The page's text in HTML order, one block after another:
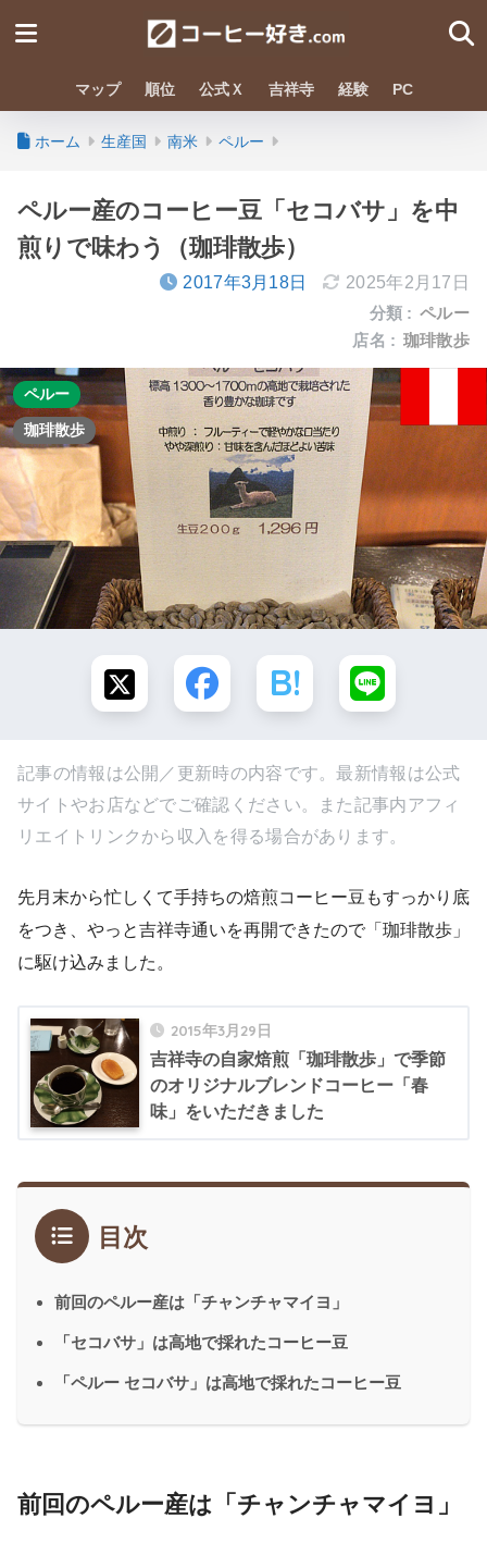
マップ 順位 公式Ｘ 吉祥寺 経験 PC
ホーム 生産国 南米 ペルー
ペルー産のコーヒー豆「セコバサ」を中
煎りで味わう（珈琲散歩）
2017年3月18日
2025年2月17日
分類 : ペルー
店名 : 珈琲散歩
ペルー
珈琲散歩
記事の情報は公開／更新時の内容です。最新情報は公式
サイトやお店などでご確認ください。また記事内アフィ
リエイトリンクから収入を得る場合があります。
先月末から忙しくて手持ちの焙煎コーヒー豆もすっかり底
をつき、やっと吉祥寺通いを再開できたので「珈琲散歩」
に駆け込みました。
2015年3月29日
吉祥寺の自家焙煎「珈琲散歩」で季節
のオリジナルブレンドコーヒー「春
味」をいただきました
目次
前回のペルー産は「チャンチャマイヨ」
「セコバサ」は高地で採れたコーヒー豆
「ペルー セコバサ」は高地で採れたコーヒー豆
前回のペルー産は「チャンチャマイヨ」